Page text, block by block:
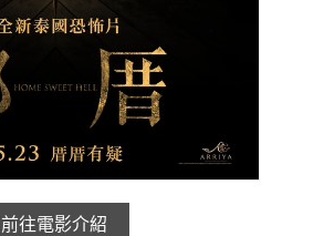
前往電影介紹
加入iShow
會員Q&A